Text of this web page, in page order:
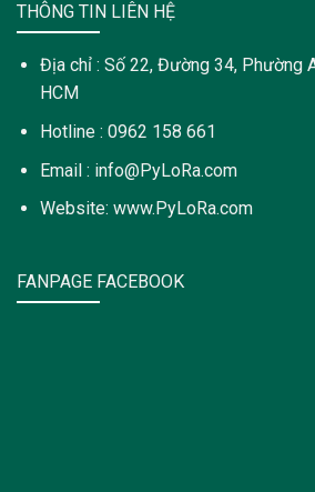
THÔNG TIN LIÊN HỆ
Địa chỉ : Số 22, Đường 34, Phường
HCM
Hotline : 0962 158 661
Email : info@PyLoRa.com
Website: www.PyLoRa.com
FANPAGE FACEBOOK